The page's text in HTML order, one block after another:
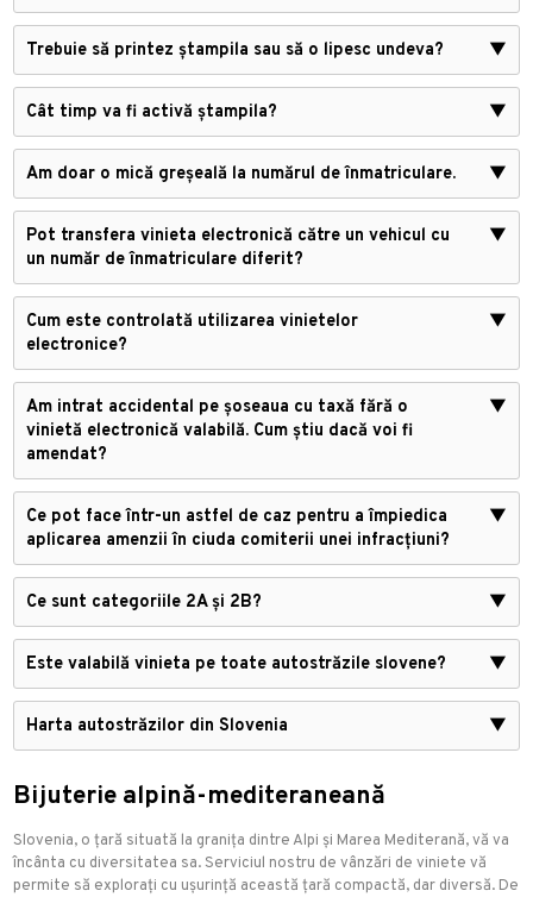
Trebuie să printez ștampila sau să o lipesc undeva? ▼
Cât timp va fi activă ștampila? ▼
Am doar o mică greșeală la numărul de înmatriculare. ▼
Pot transfera vinieta electronică către un vehicul cu
un număr de înmatriculare diferit?
▼
Cum este controlată utilizarea vinietelor
electronice?
▼
Am intrat accidental pe șoseaua cu taxă fără o
vinietă electronică valabilă. Cum știu dacă voi fi
amendat?
▼
Ce pot face într-un astfel de caz pentru a împiedica
aplicarea amenzii în ciuda comiterii unei infracțiuni?
▼
Ce sunt categoriile 2A și 2B? ▼
Este valabilă vinieta pe toate autostrăzile slovene? ▼
Harta autostrăzilor din Slovenia ▼
Bijuterie alpină-mediteraneană
Slovenia, o țară situată la granița dintre Alpi și Marea Mediterană, vă va
încânta cu diversitatea sa. Serviciul nostru de vânzări de viniete vă
permite să explorați cu ușurință această țară compactă, dar diversă. De